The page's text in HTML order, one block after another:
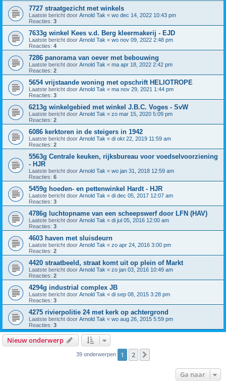
7727 straatgezicht met winkels
Laatste bericht door Arnold Tak « wo dec 14, 2022 10:43 pm
Reacties: 3
7633g winkel Kees v.d. Berg kleermakerij - EJD
Laatste bericht door Arnold Tak « wo nov 09, 2022 2:48 pm
Reacties: 4
7286 panorama van oever met bebouwing
Laatste bericht door Arnold Tak « ma apr 18, 2022 2:42 pm
Reacties: 2
5654 vrijstaande woning met opschrift HELIOTROPE
Laatste bericht door Arnold Tak « ma nov 29, 2021 1:44 pm
Reacties: 3
6213g winkelgebied met winkel J.B.C. Voges - SvW
Laatste bericht door Arnold Tak « zo mar 15, 2020 5:09 pm
Reacties: 2
6086 kerktoren in de steigers in 1942
Laatste bericht door Arnold Tak « di okt 22, 2019 11:59 am
Reacties: 2
5563g Centrale keuken, rijksbureau voor voedselvoorziening
- HJR
Laatste bericht door Arnold Tak « wo jan 31, 2018 12:59 am
Reacties: 6
5459g hoeden- en pettenwinkel Hardt - HJR
Laatste bericht door Arnold Tak « di dec 05, 2017 12:07 am
Reacties: 3
4786g luchtopname van een scheepswerf door LFN (HAV)
Laatste bericht door Arnold Tak « di jul 05, 2016 12:00 am
Reacties: 3
4603 haven met sluisdeurn
Laatste bericht door Arnold Tak « zo apr 24, 2016 3:00 pm
Reacties: 2
4420 straatbeeld, straat komt uit op plein of Markt
Laatste bericht door Arnold Tak « zo jan 03, 2016 10:49 am
Reacties: 2
4294g industrial complex JB
Laatste bericht door Arnold Tak « di sep 08, 2015 3:28 pm
Reacties: 3
4275 rivierpolitie 24 met kerk op achtergrond
Laatste bericht door Arnold Tak « wo aug 26, 2015 5:59 pm
Reacties: 3
Nieuw onderwerp
39 onderwerpen 1 2
Ga naar